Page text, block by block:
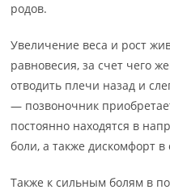
родов.
Увеличение веса и рост
равновесия, за счет чего
отводить плечи назад и
— позвоночник
постоянно находятся в
боли, а также дискомфорт
Также к сильным болям в